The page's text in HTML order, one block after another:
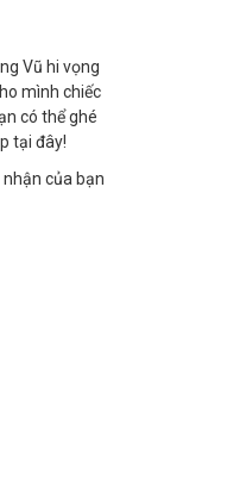
Vũ hi vọng
mình chiếc
có thể ghé
tại đây!
của bạn